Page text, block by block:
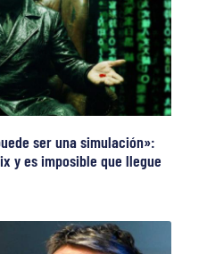
ser una simulación»:
y es imposible que llegue